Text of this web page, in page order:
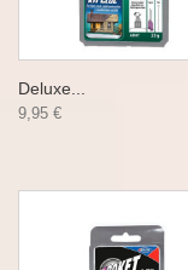
Deluxe...
9,95 €